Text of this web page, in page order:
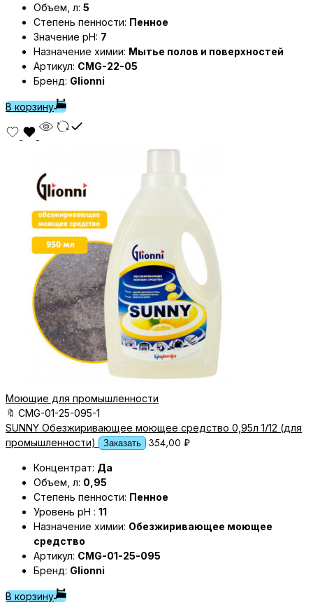
Объем, л: 5
Степень пенности: Пенное
Значение pH: 7
Назначение химии: Мытье полов и поверхностей
Артикул: CMG-22-05
Бренд: Glionni
В корзину
Моющие для промышленности
🔖 CMG-01-25-095-1
SUNNY Обезжиривающее моющее средство 0,95л 1/12 (для
промышленности)
Заказать 354,00 ₽
Концентрат: Да
Объем, л: 0,95
Степень пенности: Пенное
Уровень pH : 11
Назначение химии: Обезжиривающее моющее
средство
Артикул: CMG-01-25-095
Бренд: Glionni
В корзину